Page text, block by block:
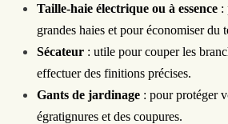
Taille-haie électrique ou à essence :
grandes haies et pour économiser du
Sécateur : utile pour couper les
effectuer des finitions précises.
Gants de jardinage : pour protéger
égratignures et des coupures.